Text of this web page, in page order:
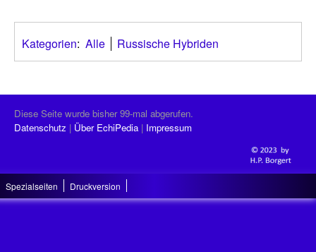
Kategorien: Alle Russische Hybriden
Diese Seite wurde bisher 99-mal abgerufen.
Datenschutz
Über EchiPedia Impressum
Spezialseiten Druckversion